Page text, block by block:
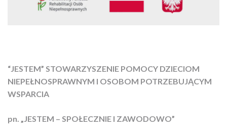
“JESTEM” STOWARZYSZENIE POMOCY DZIECIOM
NIEPEŁNOSPRAWNYM I OSOBOM POTRZEBUJĄCYM
WSPARCIA
pn. „JESTEM – SPOŁECZNIE I ZAWODOWO”